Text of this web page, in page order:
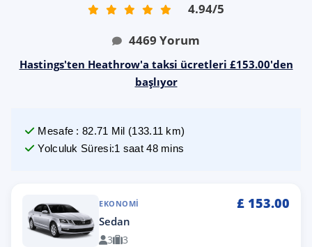
4.94/5
4469 Yorum
Hastings'ten Heathrow'a taksi ücretleri £153.00'den
başlıyor
Mesafe :82.71 Mil (133.11 km)
Yolculuk Süresi:1 saat 48 mins
EKONOMI £ 153.00
Sedan
3 3